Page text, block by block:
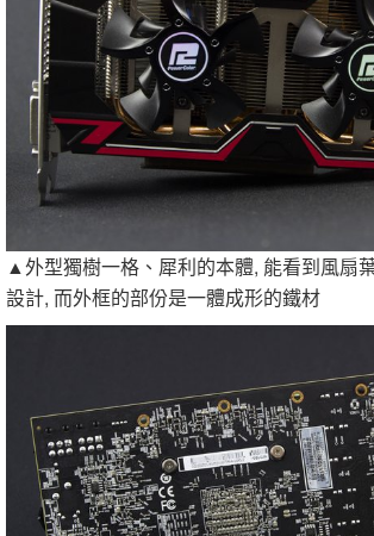
▲外型獨樹一格、犀利的本體, 能看到風扇
設計, 而外框的部份是一體成形的鐵材